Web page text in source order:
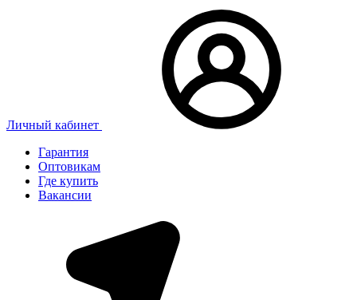
Личный кабинет
Гарантия
Оптовикам
Где купить
Вакансии